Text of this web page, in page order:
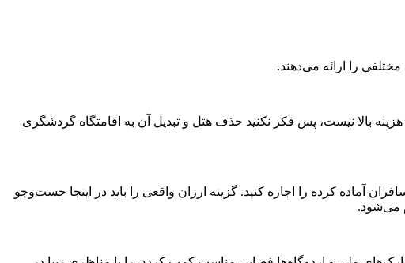
را ارائه می‌دهند.
بالا نیست، پس فکر نکنید حذف هتل و تبدیل آن به اقامتگاه گردشگری
آماده کرده را اجاره کنید. گزینه ارزان واقعی را باید در اینجا جست‌وجو
می‌شود.